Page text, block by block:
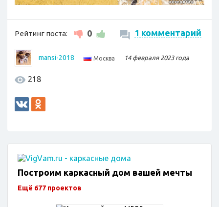
Рейтинг поста: 0 1 комментарий
mansi-2018 Москва 14 февраля 2023 года
218
Построим каркасный дом вашей мечты
Ещё 677 проектов